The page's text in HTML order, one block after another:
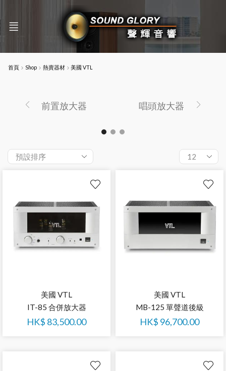
首頁 Shop 熱賣器材 美國 VTL
前置放大器 唱頭放大器
美國 VTL
IT-85 合併放大器
HK$ 83,500.00
美國 VTL
MB-125 單聲道後級
HK$ 96,700.00